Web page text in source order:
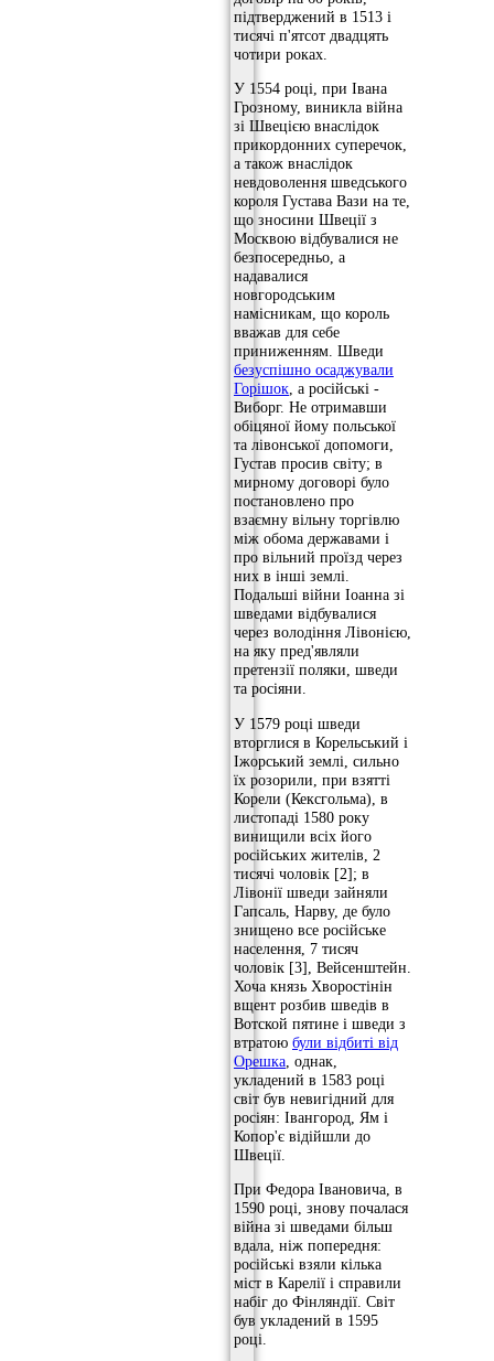
підтверджений в 1513 і
тисячі п'ятсот двадцять
чотири роках.
У 1554 році, при Івана
Грозному, виникла війна
зі Швецією внаслідок
прикордонних суперечок,
а також внаслідок
невдоволення шведського
короля Густава Вази на те,
що зносини Швеції з
Москвою відбувалися не
безпосередньо, а
надавалися
новгородським
намісникам, що король
вважав для себе
приниженням. Шведи
безуспішно осаджували
Горішок, а російські -
Виборг. Не отримавши
обіцяної йому польської
та лівонської допомоги,
Густав просив світу; в
мирному договорі було
постановлено про
взаємну вільну торгівлю
між обома державами і
про вільний проїзд через
них в інші землі.
Подальші війни Іоанна зі
шведами відбувалися
через володіння Лівонією,
на яку пред'являли
претензії поляки, шведи
та росіяни.
У 1579 році шведи
вторглися в Корельський і
Іжорський землі, сильно
їх розорили, при взятті
Корели (Кексгольма), в
листопаді 1580 року
винищили всіх його
російських жителів, 2
тисячі чоловік [2]; в
Лівонії шведи зайняли
Гапсаль, Нарву, де було
знищено все російське
населення, 7 тисяч
чоловік [3], Вейсенштейн.
Хоча князь Хворостінін
вщент розбив шведів в
Вотской пятине і шведи з
втратою були відбиті від
Орешка , однак,
укладений в 1583 році
світ був невигідний для
росіян: Івангород, Ям і
Копор'є відійшли до
Швеції.
При Федора Івановича, в
1590 році, знову почалася
війна зі шведами більш
вдала, ніж попередня:
російські взяли кілька
міст в Карелії і справили
набіг до Фінляндії. Світ
був укладений в 1595
році.